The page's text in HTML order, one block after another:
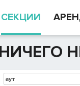
СЕКЦИИ
НИЧЕГО